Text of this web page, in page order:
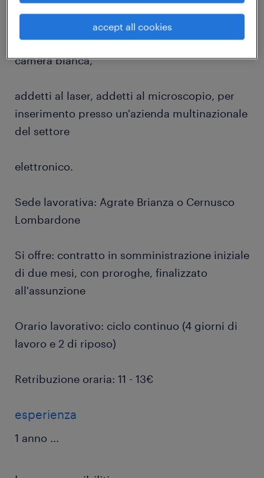
Randstad Technical di Bergamo seleziona
addetti al montaggio, collaudo, ispezione in
camera bianca,
addetti al laser, addetti al microscopio, per
inserimento presso un'azienda multinazionale
del settore
elettronico.
Sede lavorativa: Agrate Brianza o Cernusco
Lombardone
Si offre: contratto in somministrazione iniziale
di due mesi, con proroghe, finalizzato
all'assunzione
Orario lavorativo: ciclo continuo (4 giorni di
lavoro e 2 di riposo)
Retribuzione oraria: 11 - 13€
esperienza
1 anno ...
accept all cookies